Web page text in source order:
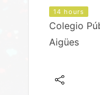
14 hours
Colegio
Aigües